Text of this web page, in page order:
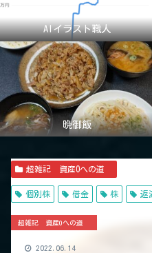
AIイラスト職人
晩御飯
超雑記 資産0への道
個別株 借金 株 返
超雑記 資産0への道
2022.06.14